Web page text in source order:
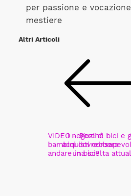
per passione e
mestiere
Altri Articoli
VIDEO - Perché i
bambini dovrebbero
andare in bici?
I negozi di bici e
acquisti
una scelta